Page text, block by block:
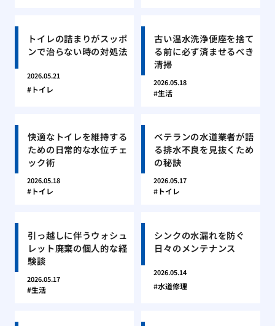
トイレの詰まりがスッポ
ンで治らない時の対処法
2026.05.21
トイレ
古い温水洗浄便座を捨て
る前に必ず済ませるべき
清掃
2026.05.18
生活
快適なトイレを維持する
ための日常的な水位チェ
ック術
2026.05.18
トイレ
ベテランの水道業者が語
る排水不良を見抜くため
の秘訣
2026.05.17
トイレ
引っ越しに伴うウォシュ
レット廃棄の個人的な経
験談
2026.05.17
生活
シンクの水漏れを防ぐ
日々のメンテナンス
2026.05.14
水道修理